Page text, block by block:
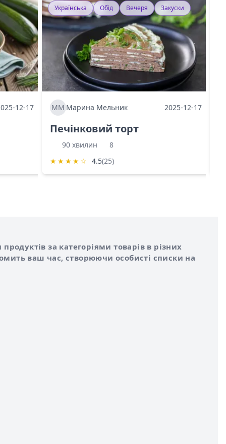
12-17
Українська Обід Вечеря Закуски
МММарина Мельник 2025-12-17
Печінковий торт
90 хвилин
8
★ ★ ★ ★ ☆ 4.5(25)
за категоріями товарів в різних
ваш час, створюючи особисті списки на